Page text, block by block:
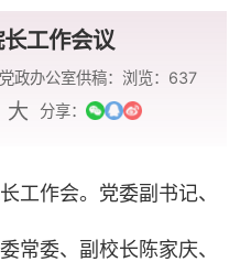
工作会议
政办公室供稿： 浏览： 637
大 分享：
工作会。党委副书记、
常委、副校长陈家庆、